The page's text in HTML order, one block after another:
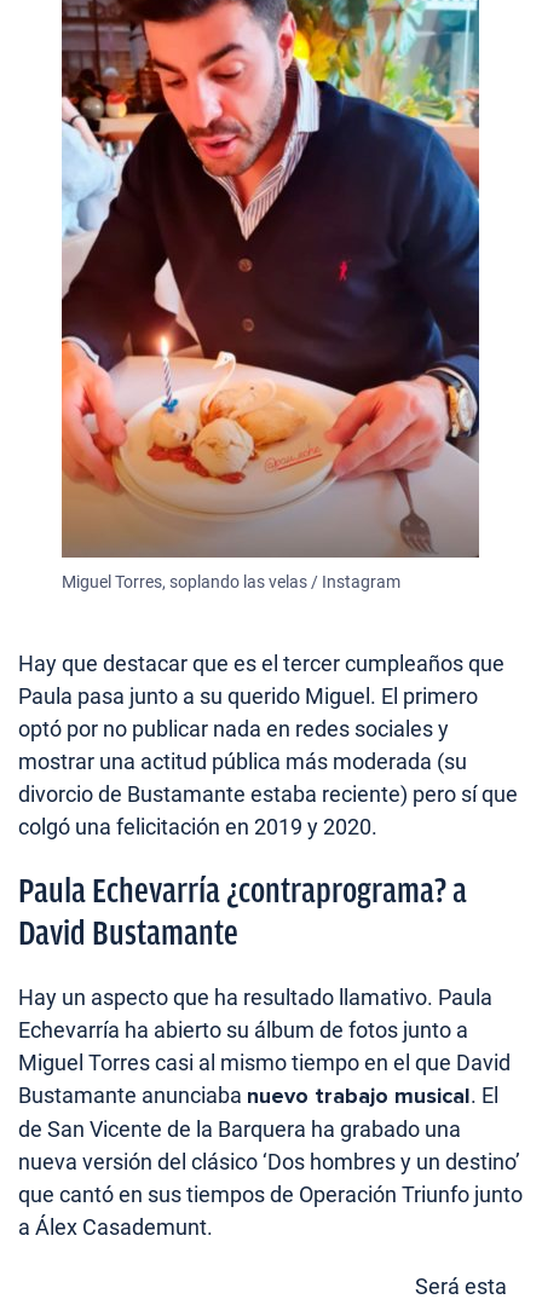
Miguel Torres, soplando las velas / Instagram
Hay que destacar que es el tercer cumpleaños que
Paula pasa junto a su querido Miguel. El primero
optó por no publicar nada en redes sociales y
mostrar una actitud pública más moderada (su
divorcio de Bustamante estaba reciente) pero sí que
colgó una felicitación en 2019 y 2020.
Paula Echevarría ¿contraprograma? a
David Bustamante
Hay un aspecto que ha resultado llamativo. Paula
Echevarría ha abierto su álbum de fotos junto a
Miguel Torres casi al mismo tiempo en el que David
Bustamante anunciaba nuevo trabajo musical. El
de San Vicente de la Barquera ha grabado una
nueva versión del clásico ‘Dos hombres y un destino’
que cantó en sus tiempos de Operación Triunfo junto
a Álex Casademunt.
Será esta